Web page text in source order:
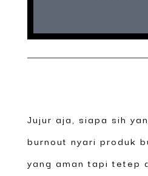
Jujur aja, siapa sih
burnout nyari produk
yang aman tapi tetep